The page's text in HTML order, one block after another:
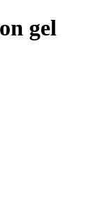
gel